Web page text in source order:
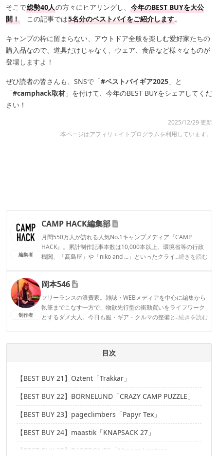
そこで総勢40人の方々にヒアリングし、 今年のBEST BUYを大公
開！ この記事では5名分のベストバイをご紹介します。
キャンプの枠に留まらない、アウトドア全般を楽しむ愛好家たちの
購入品なので、道具だけじゃなく、ウェア、食品など様々なものが
登場しますよ！
ぜひ読者の皆さんも、SNSで「#ベストバイギア2025 」と
「#camphack取材 」を付けて、今年のBEST BUYをシェアしてくだ
さい！
2025/12/29 更新
本ページはアフィリエイトプログラムを利用しています。
編集者
CAMP HACK編集部
月間550万人が訪れる人気No.1キャンプメディア『CAMP
HACK』。累計制作記事本数は10,000本以上。環境省等の行政
機関、「髙島屋」や「niko and ...」といったクライアントとの
...続きを読む
CAMP HACK編集部のプロフィール
制作者
岡本546
フリーランスの浪費家。雑誌・WEBメディアを中心に編集から
執筆までこなす一方で、物欲先行型の衝動買いをライフワーク
とするダメ大人。今日も服・ギア・クルマの整備と浪費に余念
...続きを読む
目次
【BEST BUY 21】Oztent「Trakkar」
【BEST BUY 22】BORNELUND「CRAZY CAMP PUZZLE」
【BEST BUY 23】pageclimbers「Papyr Tex」
【BEST BUY 24】maastik「KNAPSACK 27」
【BEST BUY 25】BAREBONES「Miners Lantern」